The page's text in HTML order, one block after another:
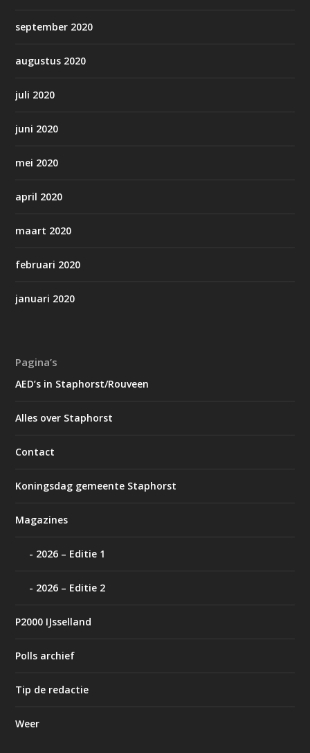
september 2020
augustus 2020
juli 2020
juni 2020
mei 2020
april 2020
maart 2020
februari 2020
januari 2020
Pagina’s
AED’s in Staphorst/Rouveen
Alles over Staphorst
Contact
Koningsdag gemeente Staphorst
Magazines
2026 – Editie 1
2026 – Editie 2
P2000 IJsselland
Polls archief
Tip de redactie
Weer